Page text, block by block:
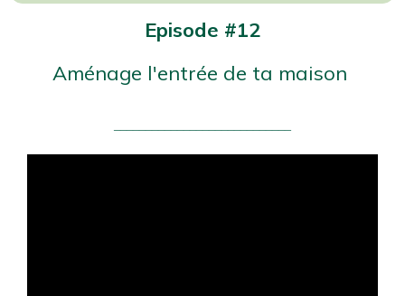
Episode #12
Aménage l'entrée de ta maison